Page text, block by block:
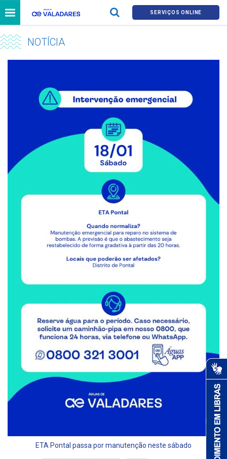
SERVIÇOS ONLINE
NOTÍCIA
ETA Pontal passa por manutenção neste sábado